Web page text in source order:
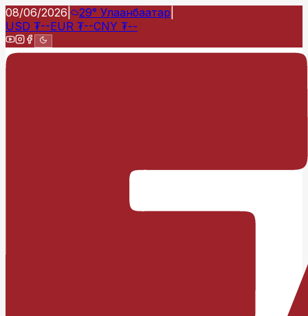
08/06/2026 29° Улаанбаатар
USD ₮--EUR ₮--CNY ₮--